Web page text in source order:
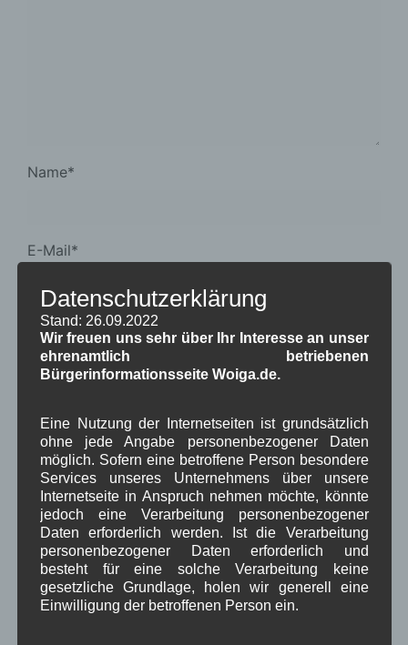
Name*
E-Mail*
Website
diesem Browser für meinen nächsten
Kommentar speichern.
*Datenschutzbedingungen akzeptieren
Datenschutzerklärung
Stand: 26.09.2022
Wir freuen uns sehr über Ihr Interesse an unser
ehrenamtlich betriebenen
Bürgerinformationsseite Woiga.de.
Eine Nutzung der Internetseiten ist grundsätzlich
ohne jede Angabe personenbezogener Daten
möglich. Sofern eine betroffene Person besondere
Services unseres Unternehmens über unsere
Internetseite in Anspruch nehmen möchte, könnte
jedoch eine Verarbeitung personenbezogener
Daten erforderlich werden. Ist die Verarbeitung
personenbezogener Daten erforderlich und
besteht für eine solche Verarbeitung keine
gesetzliche Grundlage, holen wir generell eine
Einwilligung der betroffenen Person ein.